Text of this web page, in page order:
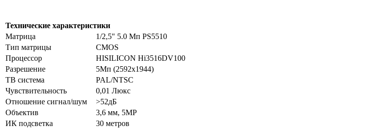
Технические характеристики
Матрица
1/2,5" 5.0 Мп PS5510
Тип матрицы
CMOS
Процессор
HISILICON Hi3516DV100
Разрешение
5Мп (2592х1944)
ТВ система
PAL/NTSC
Чувствительность
0,01 Люкс
Отношение сигнал/шум
>52дБ
Объектив
3,6 мм, 5MP
ИК подсветка
30 метров